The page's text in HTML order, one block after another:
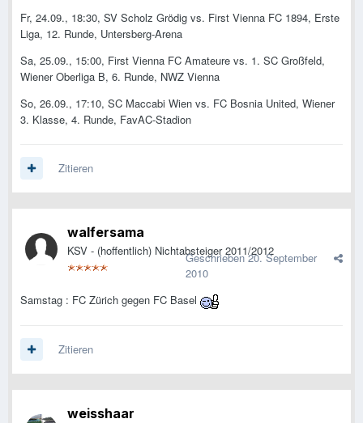
Fr, 24.09., 18:30, SV Scholz Grödig vs. First Vienna FC 1894, Erste
Liga, 12. Runde, Untersberg-Arena
Sa, 25.09., 15:00, First Vienna FC Amateure vs. 1. SC Großfeld,
Wiener Oberliga B, 6. Runde, NWZ Vienna
So, 26.09., 17:10, SC Maccabi Wien vs. FC Bosnia United, Wiener
3. Klasse, 4. Runde, FavAC-Stadion
Zitieren
walfersama
KSV - (hoffentlich) Nichtabsteiger 2011/2012
Geschrieben20. September
2010
Samstag : FC Zürich gegen FC Basel
Zitieren
weisshaar